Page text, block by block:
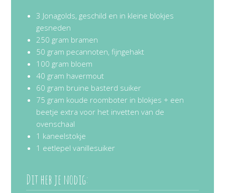
3 Jonagolds, geschild en in kleine blokjes
gesneden
250 gram bramen
50 gram pecannoten, fijngehakt
100 gram bloem
40 gram havermout
60 gram bruine basterd suiker
75 gram koude roomboter in blokjes + een
beetje extra voor het invetten van de
ovenschaal
1 kaneelstokje
1 eetlepel vanillesuiker
Dit heb je nodig: